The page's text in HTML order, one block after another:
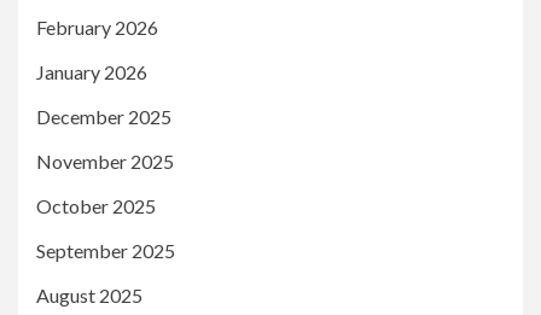
February 2026
January 2026
December 2025
November 2025
October 2025
September 2025
August 2025